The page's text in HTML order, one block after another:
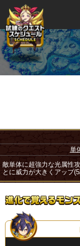
単
敵単体に超強力な光属性
とに威力が大きくアップ